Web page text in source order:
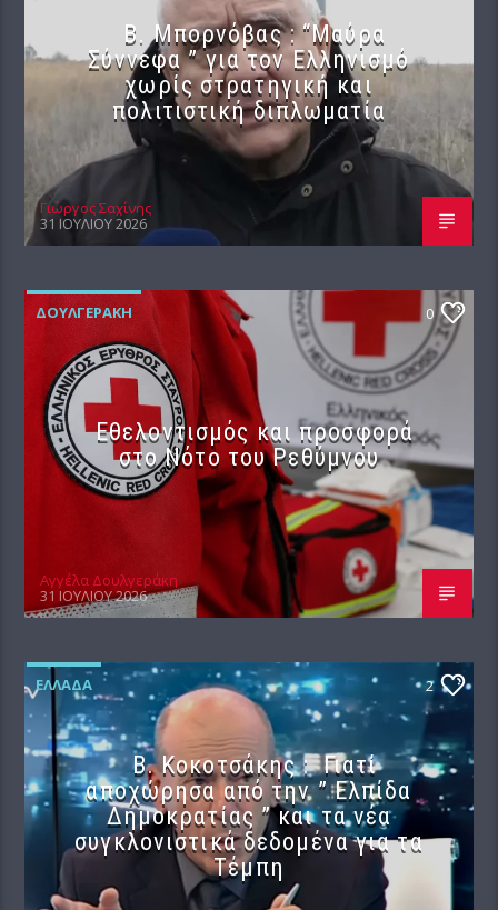
B. Μπορνόβας : “Μαύρα
Σύννεφα ” για τον Ελληνισμό
χωρίς στρατηγική και
πολιτιστική διπλωματία
Γιώργος Σαχίνης
31 ΙΟΥΛΊΟΥ 2026
ΔΟΥΛΓΕΡΆΚΗ 0
Εθελοντισμός και προσφορά
στο Νότο του Ρεθύμνου
Αγγέλα Δουλγεράκη
31 ΙΟΥΛΊΟΥ 2026
ΕΛΛΆΔΑ 2
Β. Κοκοτσάκης : Γιατί
αποχώρησα από την ” Ελπίδα
Δημοκρατίας ” και τα νέα
συγκλονιστικά δεδομένα για τα
Τέμπη